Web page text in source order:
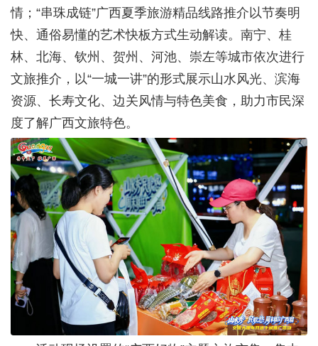
情；“串珠成链”广西夏季旅游精品线路推介以节奏明
快、通俗易懂的艺术快板方式生动解读。南宁、桂
林、北海、钦州、贺州、河池、崇左等城市依次进行
文旅推介，以“一城一讲”的形式展示山水风光、滨海
资源、长寿文化、边关风情与特色美食，助力市民深
度了解广西文旅特色。